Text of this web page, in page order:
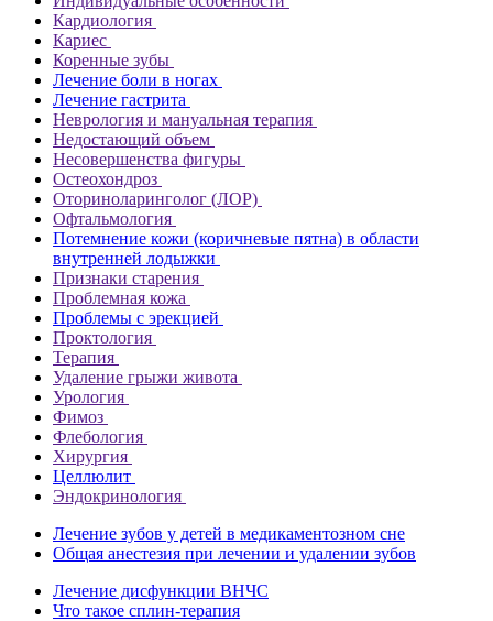
Кардиология
Кариес
Коренные зубы
Лечение боли в ногах
Лечение гастрита
Неврология и мануальная терапия
Недостающий объем
Несовершенства фигуры
Остеохондроз
Оториноларинголог (ЛОР)
Офтальмология
Потемнение кожи (коричневые пятна) в области
внутренней лодыжки
Признаки старения
Проблемная кожа
Проблемы с эрекцией
Проктология
Терапия
Удаление грыжи живота
Урология
Фимоз
Флебология
Хирургия
Целлюлит
Эндокринология
Лечение зубов у детей в медикаментозном сне
Общая анестезия при лечении и удалении зубов
Лечение дисфункции ВНЧС
Что такое сплин-терапия